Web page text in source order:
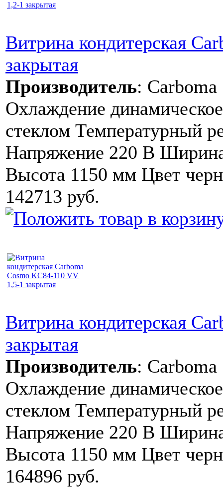
Витрина кондитерская
закрытая
Производитель: Carboma
Охлаждение
стеклом Температурный
Напряжение 220 В
Высота 1150 мм Цвет
142713 руб.
Витрина кондитерская
закрытая
Производитель: Carboma
Охлаждение
стеклом Температурный
Напряжение 220 В
Высота 1150 мм Цвет
164896 руб.